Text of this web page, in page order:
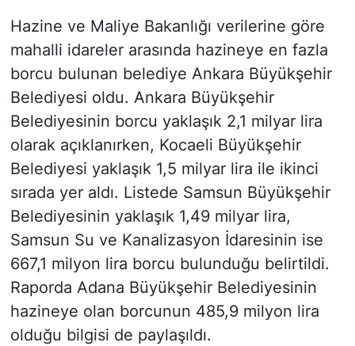
Hazine ve Maliye Bakanlığı verilerine göre
mahalli idareler arasında hazineye en fazla
borcu bulunan belediye Ankara Büyükşehir
Belediyesi oldu. Ankara Büyükşehir
Belediyesinin borcu yaklaşık 2,1 milyar lira
olarak açıklanırken, Kocaeli Büyükşehir
Belediyesi yaklaşık 1,5 milyar lira ile ikinci
sırada yer aldı. Listede Samsun Büyükşehir
Belediyesinin yaklaşık 1,49 milyar lira,
Samsun Su ve Kanalizasyon İdaresinin ise
667,1 milyon lira borcu bulunduğu belirtildi.
Raporda Adana Büyükşehir Belediyesinin
hazineye olan borcunun 485,9 milyon lira
olduğu bilgisi de paylaşıldı.